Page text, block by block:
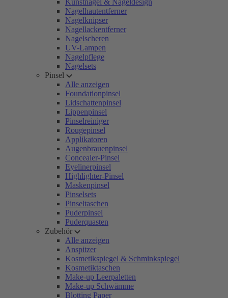
Kunstnägel & Nageldesign
Nagelhautentferner
Nagelknipser
Nagellackentferner
Nagelscheren
UV-Lampen
Nagelpflege
Nagelsets
Pinsel
Alle anzeigen
Foundationpinsel
Lidschattenpinsel
Lippenpinsel
Pinselreiniger
Rougepinsel
Applikatoren
Augenbrauenpinsel
Concealer-Pinsel
Eyelinerpinsel
Highlighter-Pinsel
Maskenpinsel
Pinselsets
Pinseltaschen
Puderpinsel
Puderquasten
Zubehör
Alle anzeigen
Anspitzer
Kosmetikspiegel & Schminkspiegel
Kosmetiktaschen
Make-up Leerpaletten
Make-up Schwämme
Blotting Paper